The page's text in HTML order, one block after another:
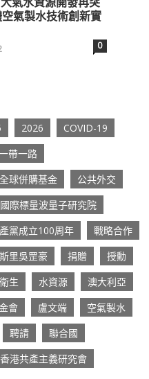
氣製水技術創新實
0
2026
COVID-19
帶一路
全球併購基金
公共外交
國際標量波量子研究院
黨成立100周年
戰略合作
里吳罡豪 捐贈
授勳
生 水資源
澳大利亞
會 盧文端
空氣製水
聘請
聯合國
香港共產主義研究會